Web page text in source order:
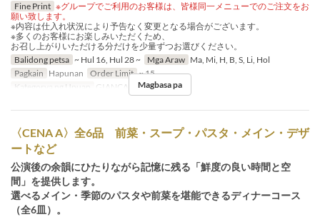
Fine Print ※グループでご利用のお客様は、皆様同一メニューでのご注文をお
願い致します。
※内容は仕入れ状況により予告なく変更となる場合がございます。
※多くのお客様にお楽しみいただくため、
お召し上がりいただける分だけを少量ずつお選びください。
Balidong petsa ~ Hul 16, Hul 28 ~ Mga Araw Ma, Mi, H, B, S, Li, Hol
Pagkain Hapunan Order Limit ~ 15
Kategorya ng Upuan
GIANCALDO3Theat
Magbasa pa
〈CENA A〉全6品 前菜・スープ・パスタ・メイン・デザ
ートなど
公演後の余韻にひたりながら記憶に残る「鮮度の良い時間と空
間」を提供します。
選べるメイン・季節のパスタや前菜を堪能できるディナーコース
（全6皿）。